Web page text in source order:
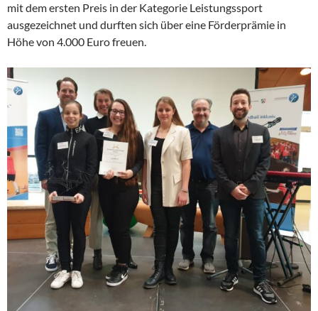
mit dem ersten Preis in der Kategorie Leistungssport
ausgezeichnet und durften sich über eine Förderprämie in
Höhe von 4.000 Euro freuen.